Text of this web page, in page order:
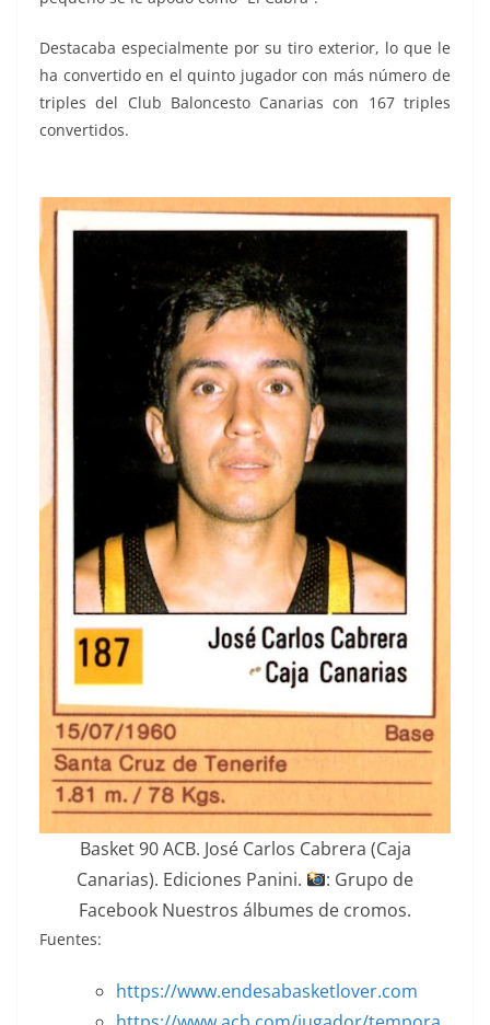
Destacaba especialmente por su tiro exterior, lo que le
ha convertido en el quinto jugador con más número de
triples del Club Baloncesto Canarias con 167 triples
convertidos.
Basket 90 ACB. José Carlos Cabrera (Caja
Canarias). Ediciones Panini.
: Grupo de
Facebook Nuestros álbumes de cromos.
Fuentes:
https://www.endesabasketlover.com